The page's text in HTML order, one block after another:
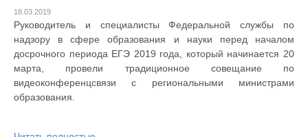
18.03.2019
Руководитель и специалисты Федеральной службы по
надзору в сфере образования и науки перед началом
досрочного периода ЕГЭ 2019 года, который начинается 20
марта, провели традиционное совещание по
видеоконференцсвязи с региональными министрами
образования.